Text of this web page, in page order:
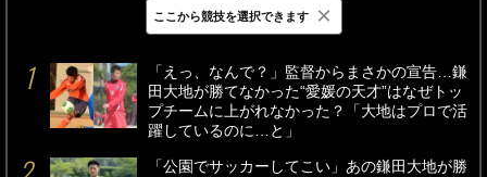
最新 24時間 週間
「えっ、なんで？」監督からまさかの宣告…鎌
田大地が勝てなかった“愛媛の天才”はなぜトッ
プチームに上がれなかった？「大地はプロで活
躍しているのに…と」
「公園でサッカーしてこい」あの鎌田大地が勝
ここから競技を選択できます ×